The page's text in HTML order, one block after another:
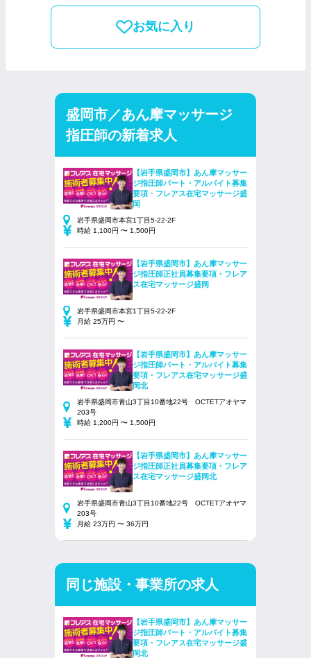
お気に入り
盛岡市／あん摩マッサージ
指圧師の新着求人
【岩手県盛岡市】あん摩マッサー
ジ指圧師パート・アルバイト募集
要項・フレアス在宅マッサージ盛
岡
岩手県盛岡市本宮1丁目5-22-2F
時給 1,100円 〜 1,500円
【岩手県盛岡市】あん摩マッサー
ジ指圧師正社員募集要項・フレア
ス在宅マッサージ盛岡
岩手県盛岡市本宮1丁目5-22-2F
月給 25万円 〜
【岩手県盛岡市】あん摩マッサー
ジ指圧師パート・アルバイト募集
要項・フレアス在宅マッサージ盛
岡北
岩手県盛岡市青山3丁目10番地22号 OCTETアオヤマ
203号
時給 1,200円 〜 1,500円
【岩手県盛岡市】あん摩マッサー
ジ指圧師正社員募集要項・フレア
ス在宅マッサージ盛岡北
岩手県盛岡市青山3丁目10番地22号 OCTETアオヤマ
203号
月給 23万円 〜 36万円
同じ施設・事業所の求人
【岩手県盛岡市】あん摩マッサー
ジ指圧師パート・アルバイト募集
要項・フレアス在宅マッサージ盛
岡北